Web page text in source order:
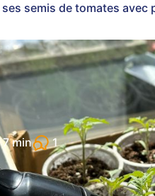
semis de tomates avec
7 min 1